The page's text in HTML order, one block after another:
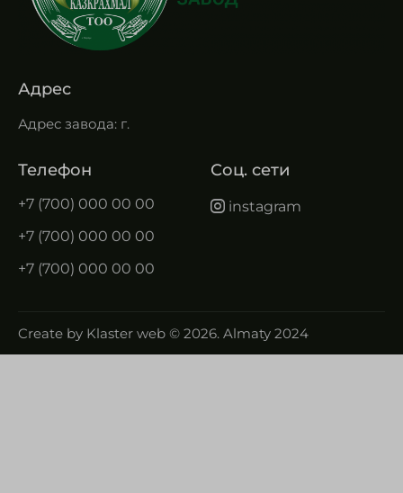
Адрес
Адрес завода: г.
Телефон
+7 (700) 000 00 00
+7 (700) 000 00 00
+7 (700) 000 00 00
Соц. сети
instagram
Create by Klaster web © 2026. Almaty 2024